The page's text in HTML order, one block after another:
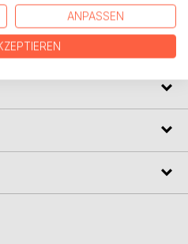
erfolgt demnach nicht durch
sondern durch die
Rechtsmittelverfahren.
ANPASSEN